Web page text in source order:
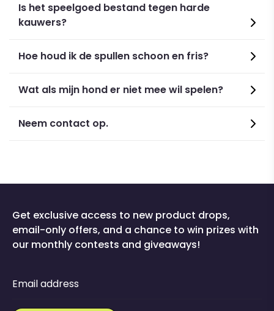
Color: Pink, Red, Orange
Size: S, M, L, XL
Is het speelgoed bestand tegen harde
kauwers?
Hoe houd ik de spullen schoon en fris?
Wat als mijn hond er niet mee wil spelen?
Neem contact op.
Get exclusive access to new product drops,
email-only offers, and a chance to win prizes with
our monthly contests and giveaways!
Email address